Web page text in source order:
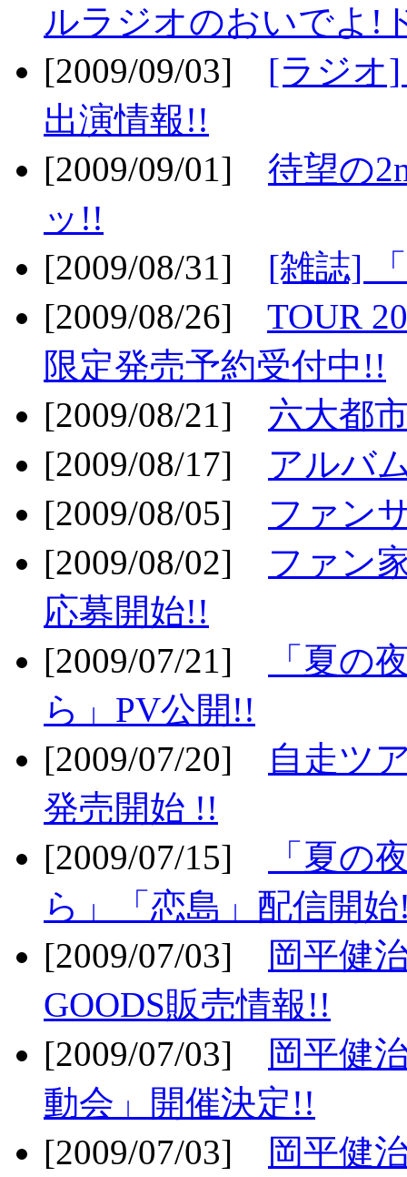
ルラジオのおいでよ!
[2009/09/03] [ラジオ]
出演情報!!
[2009/09/01] 待望の
ッ!!
[2009/08/31] [雑誌]
[2009/08/26] TOUR
限定発売予約受付中!!
[2009/08/21] 六大都
[2009/08/17] アルバ
[2009/08/05] ファン
[2009/08/02] ファン
応募開始!!
[2009/07/21]
「夏の
ら」PV公開!!
[2009/07/20]
自走ツ
発売開始 !!
[2009/07/15]
「夏の
ら」「恋島」配信開
[2009/07/03]
岡平健
GOODS販売情報!!
[2009/07/03]
岡平健
動会」開催決定!!
[2009/07/03]
岡平健